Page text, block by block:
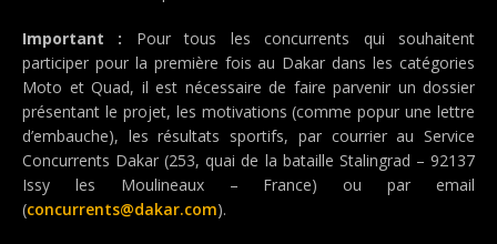
Important : Pour tous les concurrents qui souhaitent
participer pour la première fois au Dakar dans les catégories
Moto et Quad, il est nécessaire de faire parvenir un dossier
présentant le projet, les motivations (comme popur une lettre
d’embauche), les résultats sportifs, par courrier au Service
Concurrents Dakar (253, quai de la bataille Stalingrad – 92137
Issy les Moulineaux – France) ou par email
(concurrents@dakar.com).